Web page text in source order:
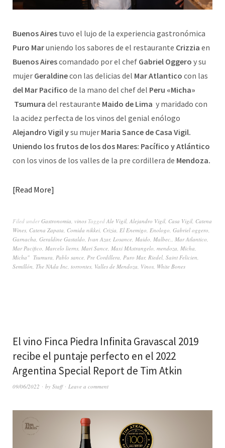
Buenos Aires tuvo el lujo de la experiencia gastronómica
Puro Maruniendo los sabores de el restaurante Crizzia en
Buenos Airescomandado por el chef Gabriel Oggero y su
mujer Geraldinecon las delicias del Mar Atlantico con las
del Mar Pacifico de la mano del chef del Peru «Micha»
Tsumura del restaurante Maido de Lima y maridado con
la acidez perfecta de los vinos del genial enólogo
Alejandro Vigil ysu mujer Maria Sance de Casa Vigil.
Uniendo los frutos de los dos Mares: Pacífico y Atlántico
con los vinos de los valles de la pre cordillera de Mendoza.
Read More
Filed underGastronomia vinos Tagged Ale Vigil Alejandro Vigil Casa Vigil Catena
Wines Catena Zapata Comida nikkei Crizia El Enemigo Enologo Gabriel oggero
Garnacha Geraldine Gastaldo Ivan Azar, Losance Maido Malbec. Mar Atlantico
Mar Pacifico Marcelo lierns Mari Sance Maxi MAstrangelo mendoza Micha
Micha" Tsumura Pablo sance Pre Cordillera Puro Mar, Riedel Saint Felicien
Semillón The NAda Inc torrontes Valles de Mendoza Vinos White Bones
El vino Finca Piedra Infinita Gravascal 2019
recibe el puntaje perfecto en el 2022
Argentina Special Report de Tim Atkin
09/06/2022 by Staff Leave a comment